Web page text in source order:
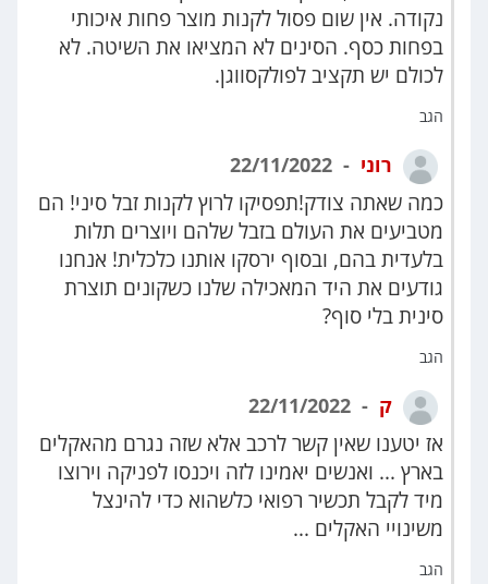
נקודה. אין שום פסול לקנות מוצר פחות איכותי
בפחות כסף. הסינים לא המציאו את השיטה. לא
לכולם יש תקציב לפולקסווגן.
הגב
רוני
כמה שאתה צודק!תפסיקו לרוץ לקנות זבל סיני! הם
מטביעים את העולם בזבל שלהם ויוצרים תלות
בלעדית בהם, ובסוף ירסקו אותנו כלכלית! אנחנו
גודעים את היד המאכילה שלנו כשקונים תוצרת
סינית בלי סוף?
הגב
ק
אז יטענו שאין קשר לרכב אלא שזה נגרם מהאקלים
בארץ ... ואנשים יאמינו לזה ויכנסו לפניקה וירוצו
מיד לקבל תכשיר רפואי כלשהוא כדי להינצל
משינויי האקלים ...
הגב